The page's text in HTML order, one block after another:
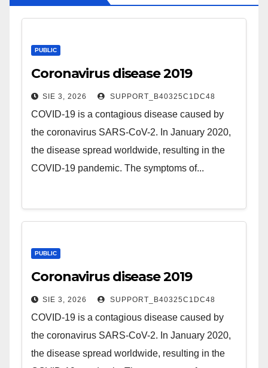
PUBLIC
Coronavirus disease 2019
SIE 3, 2026 SUPPORT_B40325C1DC48
COVID-19 is a contagious disease caused by
the coronavirus SARS-CoV-2. In January 2020,
the disease spread worldwide, resulting in the
COVID-19 pandemic. The symptoms of...
PUBLIC
Coronavirus disease 2019
SIE 3, 2026 SUPPORT_B40325C1DC48
COVID-19 is a contagious disease caused by
the coronavirus SARS-CoV-2. In January 2020,
the disease spread worldwide, resulting in the